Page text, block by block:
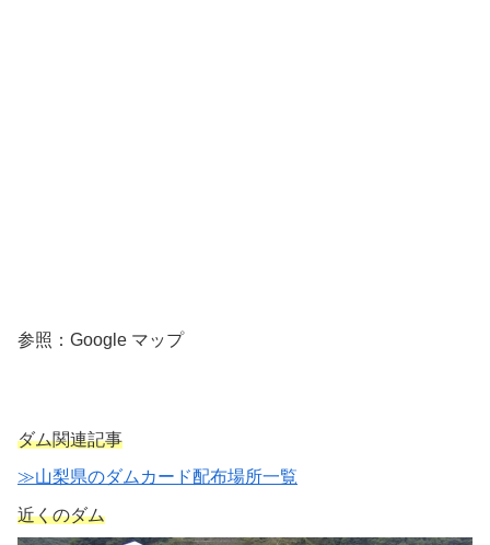
参照：Google マップ
ダム関連記事
≫山梨県のダムカード配布場所一覧
近くのダム